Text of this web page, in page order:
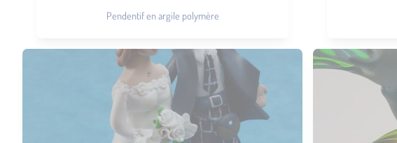
Pendentif en argile polymère